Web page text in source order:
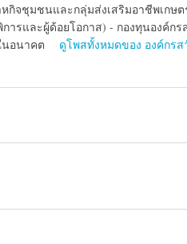
กิจชุมชนและกลุ่มส่งเสริมอาชีพเกษ
ารและผู้ด้อยโอกาส) - กองทุนองค์
นอนาคต ดูโพสทั้งหมดของ องค์กร